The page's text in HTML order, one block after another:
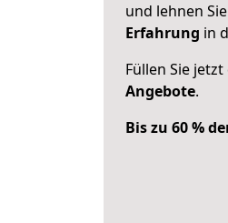
und lehnen
Erfahrung in
Füllen Sie
Angebote.
Bis zu 60 %